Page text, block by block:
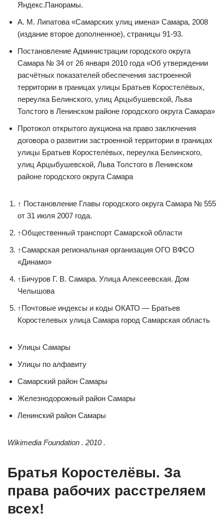
Яндекс.Панорамы.
А. М. Липатова «Самарских улиц имена» Самара, 2008
(издание второе дополненное), страницы 91-93.
Постановление Администрации городского округа
Самара № 34 от 26 января 2010 года «Об утверждении
расчётных показателей обеспечения застроенной
территории в границах улицы Братьев Коростелёвых,
переулка Белинского, улиц Арцыбушевской, Льва
Толстого в Ленинском районе городского округа Самара»
Протокол открытого аукциона на право заключения
договора о развитии застроенной территории в границах
улицы Братьев Коростелёвых, переулка Белинского,
улиц Арцыбушевской, Льва Толстого в Ленинском
районе городского округа Самара
↑ Постановление Главы городского округа Самара № 555
от 31 июля 2007 года.
↑Общественный транспорт Самарской области
↑Самарская региональная организация ОГО ВФСО
«Динамо»
↑Бичуров Г. В. Самара. Улица Алексеевская. Дом
Челышова
↑Почтовые индексы и коды ОКАТО — Братьев
Коростелевых улица Самара город Самарская область
Улицы Самары
Улицы по алфавиту
Самарский район Самары
Железнодорожный район Самары
Ленинский район Самары
Wikimedia Foundation . 2010 .
Братья Коростелёвы. За
права рабочих расстреляем
всех!